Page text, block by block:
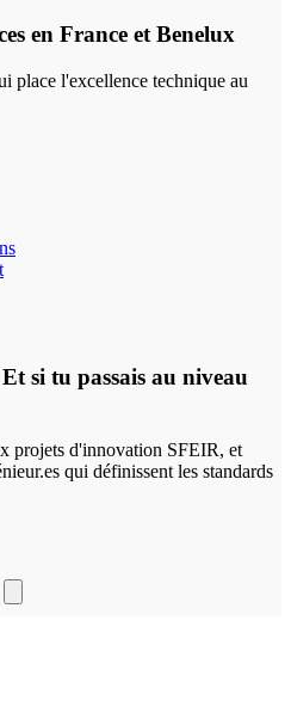
en France et Benelux
place l'excellence technique au
si tu passais au niveau
projets d'innovation SFEIR, et
qui définissent les standards